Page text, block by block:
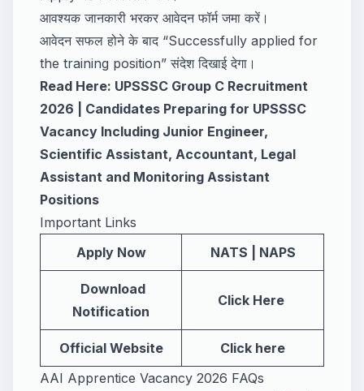
आवश्यक जानकारी भरकर आवेदन फॉर्म जमा करें।
आवेदन सफल होने के बाद “Successfully applied for
the training position” संदेश दिखाई देगा।
Read Here: UPSSSC Group C Recruitment
2026 | Candidates Preparing for UPSSSC
Vacancy Including Junior Engineer,
Scientific Assistant, Accountant, Legal
Assistant and Monitoring Assistant
Positions
Important Links
Apply Now
NATS NAPS
Download
Notification
Click Here
Official Website
Click here
AAI Apprentice Vacancy 2026 FAQs